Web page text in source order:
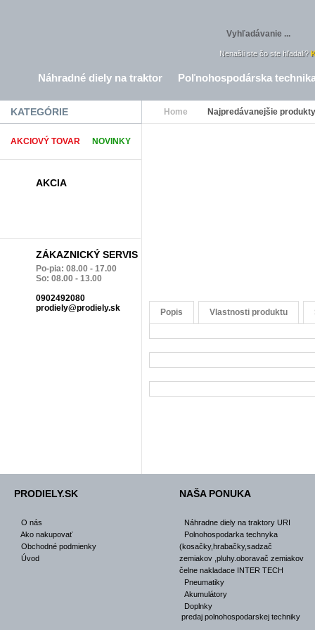
Nenašli ste čo ste hľadali?
Náhradné diely na traktor Poľnohospodárska
Home Najpredávanejšie produkty
Popis Vlastnosti produktu
KATEGÓRIE
AKCIOVÝ TOVAR NOVINKY
AKCIA
ZÁKAZNICKÝ SERVIS
Po-pia: 08.00 - 17.00
So: 08.00 - 13.00
0902492080
prodiely@prodiely.sk
PRODIELY.SK
O nás
Ako nakupovať
Obchodné podmienky
Úvod
NAŠA PONUKA
Náhradne diely na traktory URI
Polnohospodarka technyka
(kosačky,hrabačky,sadzač
zemiakov ,pluhy.oboravač zemiakov
čelne nakladace INTER TECH
Pneumatiky
Akumulátory
Doplnky
predaj polnohospodarskej techniky